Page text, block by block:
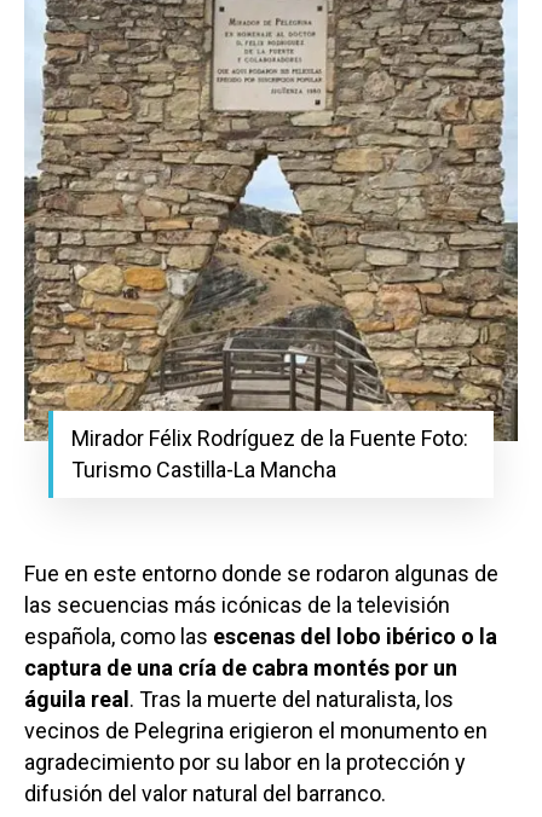
Mirador Félix Rodríguez de la Fuente Foto:
Turismo Castilla-La Mancha
Fue en este entorno donde se rodaron algunas de
las secuencias más icónicas de la televisión
española, como las escenas del lobo ibérico o la
captura de una cría de cabra montés por un
águila real. Tras la muerte del naturalista, los
vecinos de Pelegrina erigieron el monumento en
agradecimiento por su labor en la protección y
difusión del valor natural del barranco.